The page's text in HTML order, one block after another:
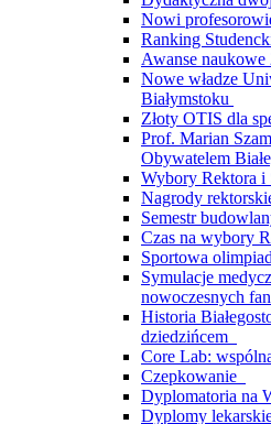
Nowi
Ranking
Awanse naukowe
Nowe władze
Białymstoku
Złoty OTIS dla
Prof. Marian
Obywatelem
Wybory Rektora i
Nagrody
Semestr
Czas na wybory
Sportowa
Symulacje
nowoczesnych
Historia
dziedzińcem
Core Lab:
Czepkowanie
Dyplomatoria na
Dyplomy